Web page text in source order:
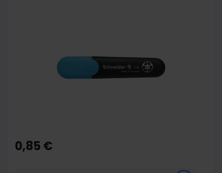
the
beginning
0,85 €